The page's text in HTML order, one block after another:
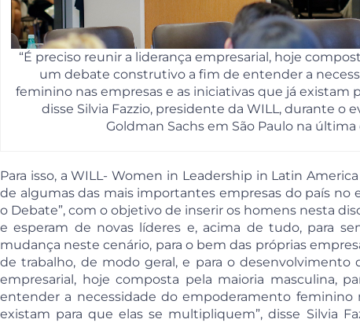
“É preciso reunir a liderança empresarial, hoje
um debate construtivo a fim de entender a
feminino nas empresas e as iniciativas que já existam
disse Silvia Fazzio, presidente da WILL, durante o
Goldman Sachs em São Paulo na última
Para isso, a WILL- Women in Leadership in Latin
de algumas das mais importantes empresas do país no
o Debate”, com o objetivo de inserir os homens nesta
e esperam de novas líderes e, acima de tudo, para
mudança neste cenário, para o bem das próprias
de trabalho, de modo geral, e para o desenvolvimento
empresarial, hoje composta pela maioria masculina,
entender a necessidade do empoderamento feminino
existam para que elas se multipliquem”, disse Silvia